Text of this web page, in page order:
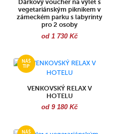
Dárkový voucher na výlet s
vegetariánským piknikem v
zámeckém parku s labyrinty
pro 2 osoby
od 1 730 Kč
VENKOVSKÝ RELAX V
HOTELU
od 9 180 Kč